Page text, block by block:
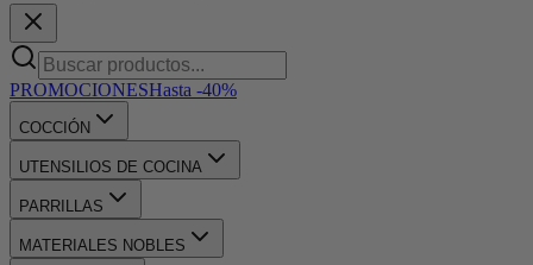
PROMOCIONESHasta -40%
COCCIÓN
UTENSILIOS DE COCINA
PARRILLAS
MATERIALES NOBLES